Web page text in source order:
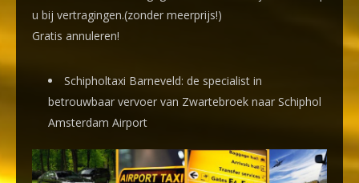
u bij vertragingen.(zonder meerprijs!)
Gratis annuleren!
Schipholtaxi Barneveld: de specialist in
betrouwbaar vervoer van Zwartebroek naar Schiphol
Amsterdam Airport